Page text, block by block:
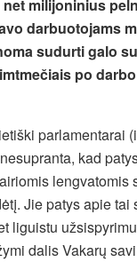
milijoninius
darbuotojams
sudurti galo
po
parlamentarai
kad
lengvatomis
Jie patys apie tai
liguistu
dalis Vakarų